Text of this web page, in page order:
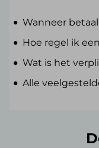
Wanneer
Hoe regel ik
Wat is het
Alle